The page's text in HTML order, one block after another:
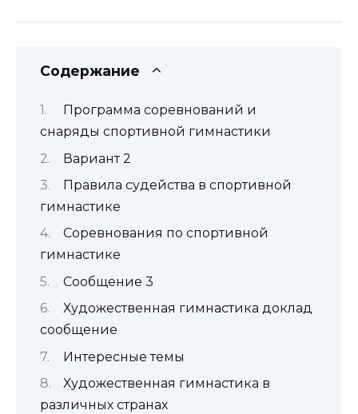
Содержание
Программа соревнований и
снаряды спортивной гимнастики
Вариант 2
Правила судейства в спортивной
гимнастике
Соревнования по спортивной
гимнастике
Сообщение 3
Художественная гимнастика доклад
сообщение
Интересные темы
Художественная гимнастика в
различных странах